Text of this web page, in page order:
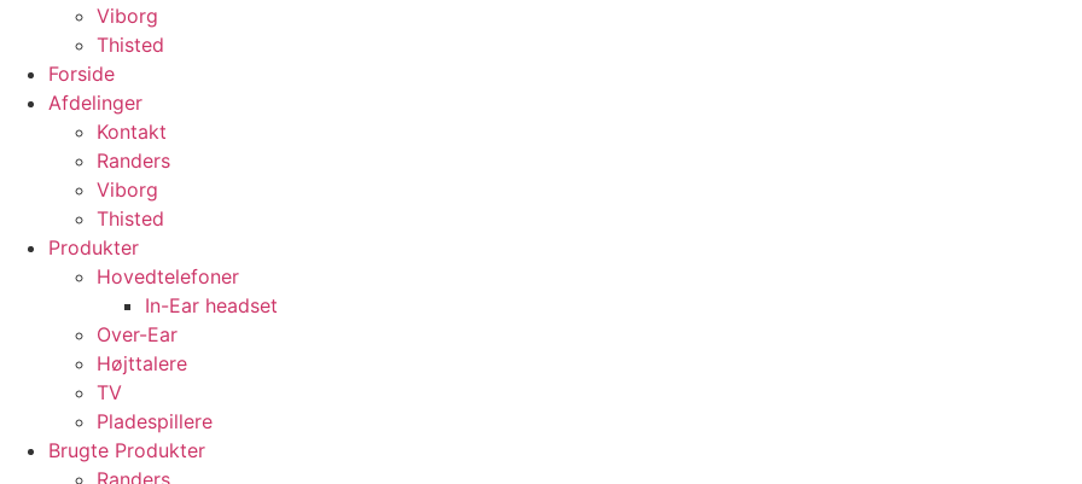
Viborg
Thisted
Forside
Afdelinger
Kontakt
Randers
Viborg
Thisted
Produkter
Hovedtelefoner
In-Ear headset
Over-Ear
Højttalere
TV
Pladespillere
Brugte Produkter
Randers